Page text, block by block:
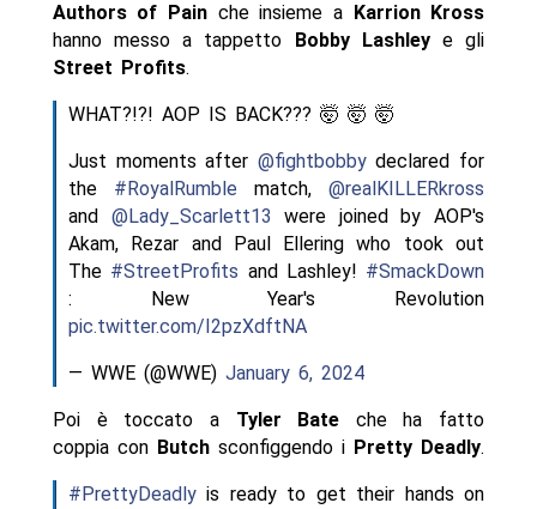
Authors of Pain che insieme a
Karrion Kross
hanno messo a tappetto
Bobby Lashleye gli
Street Profits.
WHAT?!?! AOP IS BACK??? 🤯 🤯 🤯
Just moments after @fightbobbydeclared for
the #RoyalRumble match,@realKILLERkross
and @Lady_Scarlett13 were joined by AOP's
Akam, Rezar and Paul Ellering who took out
The #StreetProfits and Lashley! #SmackDown
: New Year's Revolution
pic.twitter.com/I2pzXdftNA
— WWE (@WWE) January 6, 2024
Poi è toccato aTyler Bate che ha fatto
coppia con Butchsconfiggendo iPretty Deadly.
#PrettyDeadlyis ready to get their hands on